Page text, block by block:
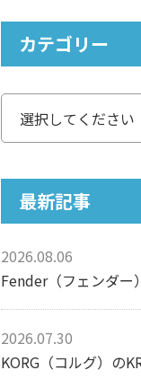
カテゴリー
最新記事
2026.08.06
2026.07.30